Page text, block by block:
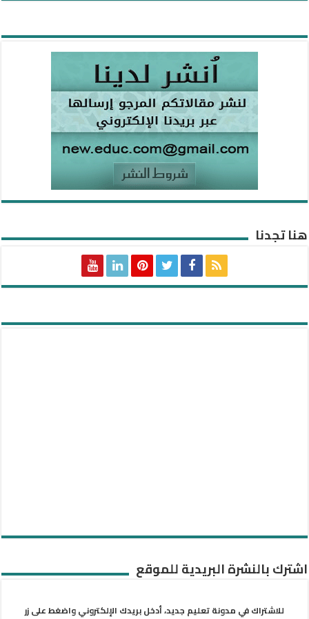
هنا تجدنا
اشترك بالنشرة البريدية للموقع
للاشتراك في مدونة تعليم جديد، أدخل بريدك الإلكتروني واضغط على زر